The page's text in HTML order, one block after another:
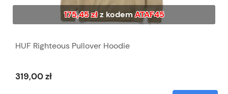
175,45 złz kodemATAF45
HUF Righteous Pullover Hoodie
319,00 zł